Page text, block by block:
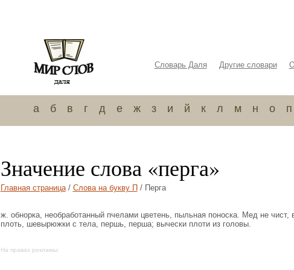
Словарь Даля Другие словари
а б в г д е ж з и й к л м н о п
Значение слова «перга»
Главная страница/ Слова на букву П / Перга
ж. обнорка, необработанный пчелами цветень, пыльная поноска. Мед не чист,
плоть, шевырюжки с тела, першь, перша; вычески плоти из головы.
На правах рекламы: